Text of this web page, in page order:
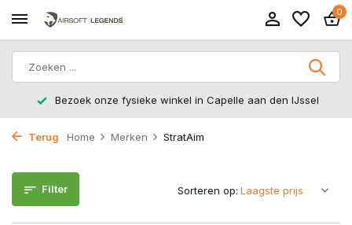
0
Bezoek onze fysieke winkel in Capelle aan den IJssel
Terug Home Merken StratAim
Filter Sorteren op: